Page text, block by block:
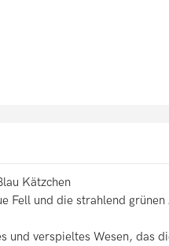
Kätzchen
Fell und die strahlend grünen
und verspieltes Wesen, das